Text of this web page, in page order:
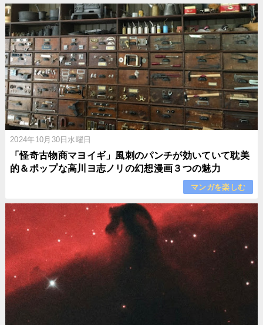
2024年10月30日水曜日
「怪奇古物商マヨイギ」風刺のパンチが効いていて耽美
的＆ポップな高川ヨ志ノリの幻想漫画３つの魅力
マンガを楽しむ